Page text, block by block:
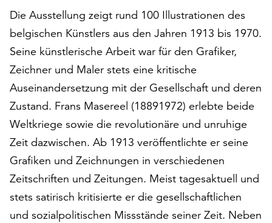
Klicken
Sie
„Alle
akzeptieren“,
um
alle
Cookies
zu
akzeptieren.
Sie
können
Ihr
Einverständnis
jederzeit
Die Ausstellung zeigt rund 100 Illustrationen des
belgischen Künstlers aus den Jahren 1913 bis 1970.
Seine künstlerische Arbeit war für den Grafiker,
Zeichner und Maler stets eine kritische
Auseinandersetzung mit der Gesellschaft und deren
Zustand. Frans Masereel (18891972) erlebte beide
Weltkriege sowie die revolutionäre und unruhige
Zeit dazwischen. Ab 1913 veröffentlichte er seine
Grafiken und Zeichnungen in verschiedenen
Zeitschriften und Zeitungen. Meist tagesaktuell und
stets satirisch kritisierte er die gesellschaftlichen
und sozialpolitischen Missstände seiner Zeit. Neben